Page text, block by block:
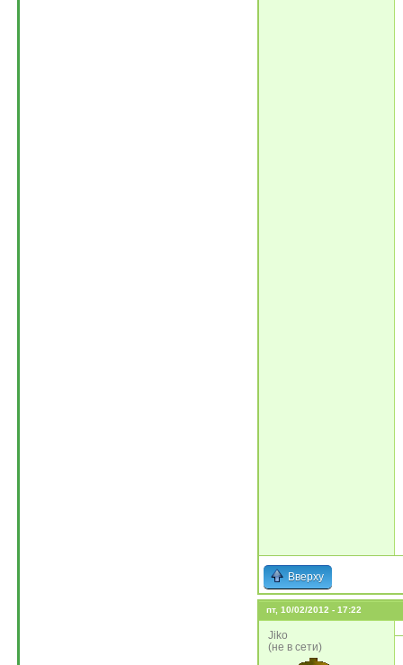
Вверху
пт, 10/02/2012 - 17:22
Jiko
(не в сети)